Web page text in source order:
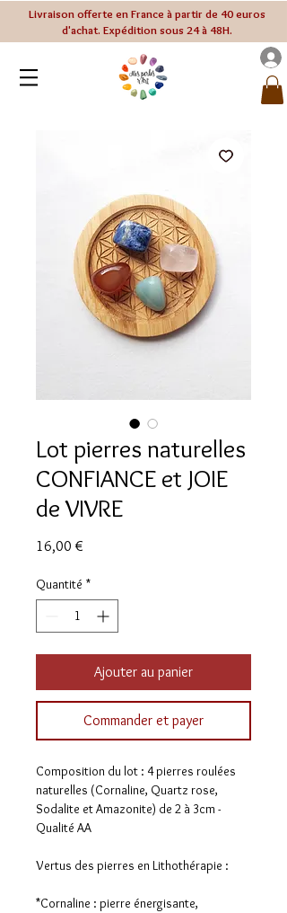
Livraison offerte en France à partir de 40 euros
d'achat. Expédition sous 24 à 48H.
Lot pierres naturelles
CONFIANCE et JOIE
de VIVRE
16,00 €
Quantité *
Ajouter au panier
Commander et payer
Composition du lot : 4 pierres roulées
naturelles (Cornaline, Quartz rose,
Sodalite et Amazonite) de 2 à 3cm -
Qualité AA
Vertus des pierres en Lithothérapie :
*Cornaline : pierre énergisante,